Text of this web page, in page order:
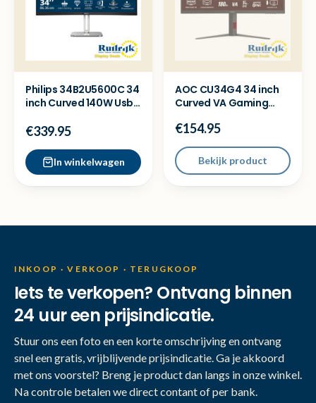
Philips 34B2U5600C 34
inch Curved 140W Usb
€339.95
In winkelwagen
AOC CU34G4 34 inch
Curved VA Gaming
Nieuw
€154.95
Bekijk product
INKOOP · VERKOOP · TERUGKOOP
Iets te verkopen? Ontvang binnen
24 uur een prijsindicatie.
Stuur ons een foto en een korte omschrijving en ontvang
snel een gratis, vrijblijvende prijsindicatie. Ga je akkoord
met ons voorstel? Breng je product dan langs in onze winkel.
Na controle betalen we direct contant of per bank.